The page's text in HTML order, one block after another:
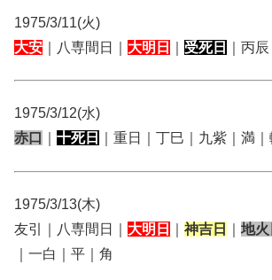
1975/3/11(火)
大安 ｜八専間日｜ 大明日 受死日 ｜丙
1975/3/12(水)
赤口
十死日 ｜重日｜丁巳｜九紫｜満｜
1975/3/13(木)
友引｜八専間日｜ 大明日 神吉日 地火
｜一白｜平｜角